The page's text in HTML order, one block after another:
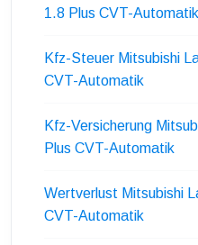
1.8 Plus CVT-Automatik
Kfz-Steuer Mitsubishi
CVT-Automatik
Kfz-Versicherung
Plus CVT-Automatik
Wertverlust Mitsubishi
CVT-Automatik